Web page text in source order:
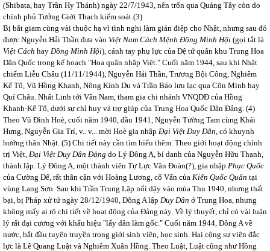
(Shibata, hay Trần Hy Thánh) ngày 22/7/1943, nên trốn qua Quảng Tây còn do
chính phủ Tưởng Giới Thạch kiểm soát.(3)
Bị bắt giam cùng vài thuộc hạ vì tình nghi làm gián điệp cho Nhật, nhưng sau đó
được Nguyễn Hải Thần đưa vào Việt Nam Cách Mệnh Đồng Minh Hội (gọi tắt là
Việt Cách hay Đồng Minh Hội), cánh tay phụ lực của Đệ tứ quân khu Trung Hoa
Dân Quốc trong kế hoạch "Hoa quân nhập Việt." Cuối năm 1944, sau khi Nhật
chiếm Liễu Châu (11/11/1944), Nguyễn Hải Thần, Trương Bội Công, Nghiêm
Kế Tổ, Vũ Hồng Khanh, Nông Kính Du và Trần Báo lưu lạc qua Côn Minh hay
Quí Châu. Nhất Linh tới Vân Nam, tham gia chi nhánh VNQDĐ của Hồng
Khanh-Kế Tổ, dưới sự chỉ huy và trợ giúp của Trung Hoa Quốc Dân Đảng. (4)
Theo Vũ Đình Hoè, cuối năm 1940, đầu 1941, Nguyễn Tường Tam cùng Khái
Hưng, Nguyễn Gia Trí, v.. v... mời Hoè gia nhập Đại Việt Duy Dân, có khuynh
hướng thân Nhật. (5) Chi tiết này cần tìm hiểu thêm. Theo giới hoạt động chính
trị Việt, Đại Việt Duy Dân Đảng do Lý Đông A, bí danh của Nguyễn Hữu Thanh,
thành lập. Lý Đông A, một thành viên Tự Lực Văn Đoàn(?), gia nhập Phục Quốc
của Cường Để, rất thân cận với Hoàng Lương, cố Vấn của Kiến Quốc Quân tại
vùng Lạng Sơn. Sau khi Trần Trung Lập nổi dậy vào mùa Thu 1940, nhưng thất
bại, bị Pháp xử tử ngày 28/12/1940, Đông A lập Duy Dân ở Trung Hoa, nhưng
không mấy ai rõ chi tiết về hoạt động của Đảng này. Về lý thuyết, chỉ có vài luận
lý rất đại cương với khẩu hiệu "lấy dân làm gốc." Cuối năm 1944, Đông A về
nước, bắt đầu tuyên truyền trong giới sinh viên, học sinh. Hai cộng sự viên đắc
lực là Lê Quang Luật và Nghiêm Xuân Hồng. Theo Luật, Luật cũng như Hồng